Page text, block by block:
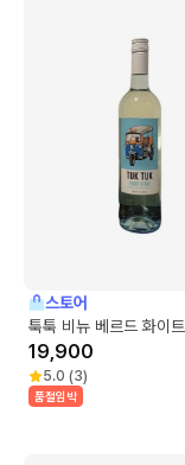
스토어
툭툭 비뉴 베르드 화이트
19,900
5.0 (3)
품절임박